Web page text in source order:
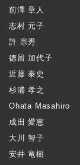
前澤 章人
志村 元子
許 宗秀
徳留 加代子
近藤 泰史
杉浦 孝之
Ohata Masahiro
成田 愛恵
大川 智子
安井 竜樹